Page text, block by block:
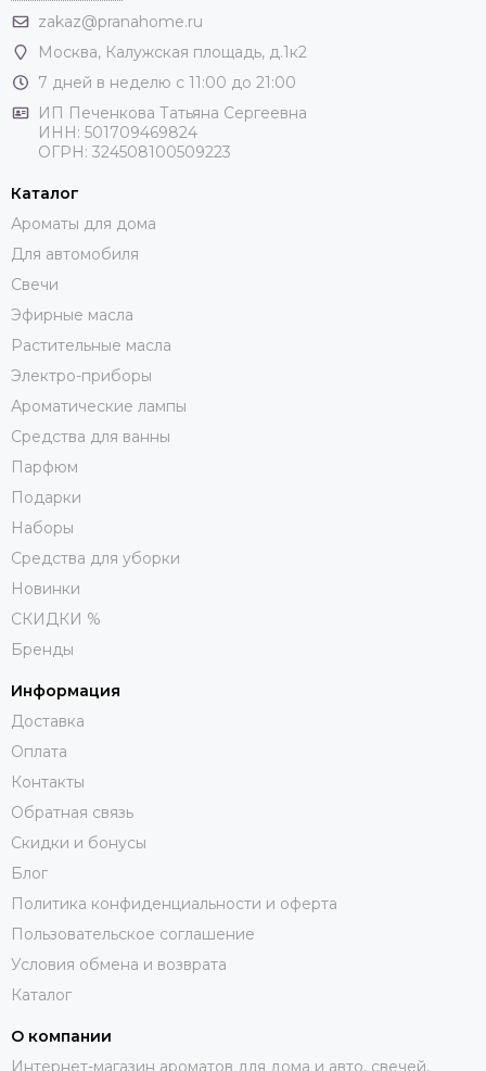
zakaz@pranahome.ru
Москва, Калужская площадь, д.1к2
7 дней в неделю с 11:00 до 21:00
ИП Печенкова Татьяна Сергеевна
ИНН: 501709469824
ОГРН: 324508100509223
Каталог
Ароматы для дома
Для автомобиля
Свечи
Эфирные масла
Растительные масла
Электро-приборы
Ароматические лампы
Средства для ванны
Парфюм
Подарки
Наборы
Средства для уборки
Новинки
СКИДКИ %
Бренды
Информация
Доставка
Оплата
Контакты
Обратная связь
Скидки и бонусы
Блог
Политика конфиденциальности и оферта
Пользовательское соглашение
Условия обмена и возврата
Каталог
О компании
Интернет-магазин ароматов для дома и авто, свечей,